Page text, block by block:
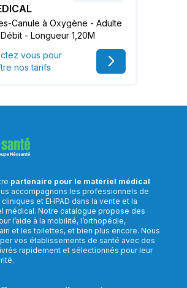
Canule à Oxygène - Adulte
- Longueur 1,20M
vous pour
nos tarifs
partenaire pour le matériel médical
accompagnons les professionnels de
et EHPAD dans la vente et la
médical. Notre catalogue propose des
l’aide à la mobilité, l’orthopédie,
et les toilettes, et bien plus encore. Nous
vos établissements de santé avec des
rapidement et sélectionnés pour leur